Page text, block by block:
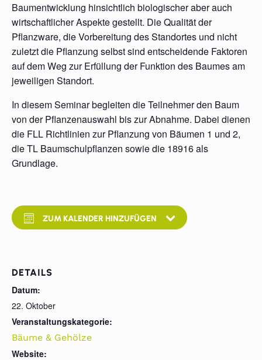
Baumentwicklung hinsichtlich biologischer aber auch
wirtschaftlicher Aspekte gestellt. Die Qualität der
Pflanzware, die Vorbereitung des Standortes und nicht
zuletzt die Pflanzung selbst sind entscheidende Faktoren
auf dem Weg zur Erfüllung der Funktion des Baumes am
jeweiligen Standort.
In diesem Seminar begleiten die Teilnehmer den Baum
von der Pflanzenauswahl bis zur Abnahme. Dabei dienen
die FLL Richtlinien zur Pflanzung von Bäumen 1 und 2,
die TL Baumschulpflanzen sowie die 18916 als
Grundlage.
ZUM KALENDER HINZUFÜGEN
DETAILS
Datum:
22. Oktober
Veranstaltungskategorie:
Bäume & Gehölze
Website: